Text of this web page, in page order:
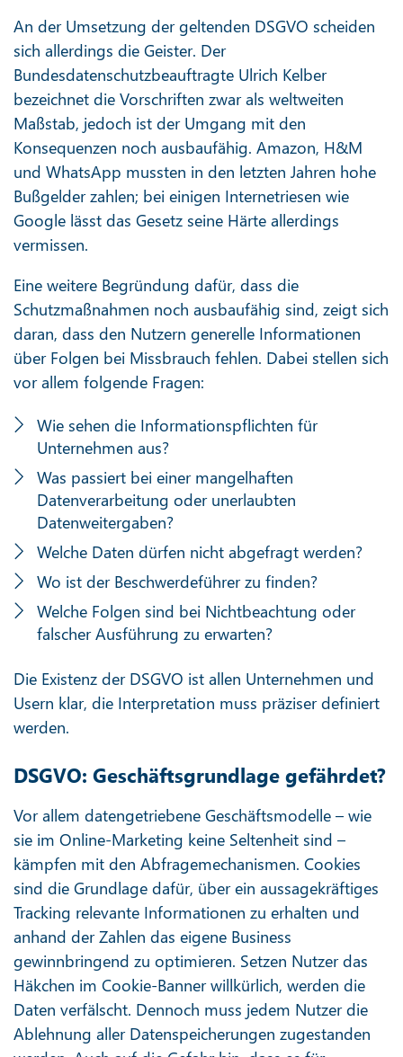
An der Umsetzung der geltenden DSGVO scheiden
sich allerdings die Geister. Der
Bundesdatenschutzbeauftragte Ulrich Kelber
bezeichnet die Vorschriften zwar als weltweiten
Maßstab, jedoch ist der Umgang mit den
Konsequenzen noch ausbaufähig. Amazon, H&M
und WhatsApp mussten in den letzten Jahren hohe
Bußgelder zahlen; bei einigen Internetriesen wie
Google lässt das Gesetz seine Härte allerdings
vermissen.
Eine weitere Begründung dafür, dass die
Schutzmaßnahmen noch ausbaufähig sind, zeigt sich
daran, dass den Nutzern generelle Informationen
über Folgen bei Missbrauch fehlen. Dabei stellen sich
vor allem folgende Fragen:
Wie sehen die Informationspflichten für
Unternehmen aus?
Was passiert bei einer mangelhaften
Datenverarbeitung oder unerlaubten
Datenweitergaben?
Welche Daten dürfen nicht abgefragt werden?
Wo ist der Beschwerdeführer zu finden?
Welche Folgen sind bei Nichtbeachtung oder
falscher Ausführung zu erwarten?
Die Existenz der DSGVO ist allen Unternehmen und
Usern klar, die Interpretation muss präziser definiert
werden.
DSGVO: Geschäftsgrundlage gefährdet?
Vor allem datengetriebene Geschäftsmodelle – wie
sie im Online-Marketing keine Seltenheit sind –
kämpfen mit den Abfragemechanismen. Cookies
sind die Grundlage dafür, über ein aussagekräftiges
Tracking relevante Informationen zu erhalten und
anhand der Zahlen das eigene Business
gewinnbringend zu optimieren. Setzen Nutzer das
Häkchen im Cookie-Banner willkürlich, werden die
Daten verfälscht. Dennoch muss jedem Nutzer die
Ablehnung aller Datenspeicherungen zugestanden